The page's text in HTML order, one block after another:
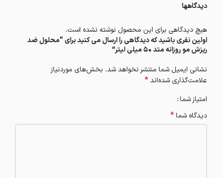
دیدگاهها
هیچ دیدگاهی برای این محصول نوشته نشده است.
اولین نفری باشید که دیدگاهی را ارسال می کنید برای “محلول ضد
ریزش مو روزانه متد 50 میلی لیتر”
نشانی ایمیل شما منتشر نخواهد شد. بخش‌های موردنیاز
علامت‌گذاری شده‌اند*
امتیاز شما
دیدگاه شما*